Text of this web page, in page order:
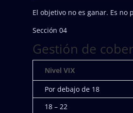
El objetivo no es ganar. Es
Sección 04
Gestión de
Nivel VIX
Por debajo de 18
18 – 22